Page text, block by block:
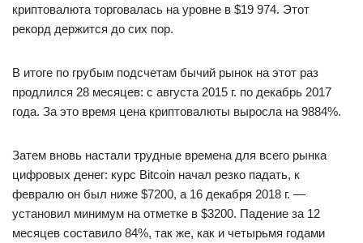
криптовалюта торговалась на уровне в $19 974. Этот
рекорд держится до сих пор.
В итоге по грубым подсчетам бычий рынок на этот раз
продлился 28 месяцев: с августа 2015 г. по декабрь 2017
года. За это время цена криптовалюты выросла на 9884%.
Затем вновь настали трудные времена для всего рынка
цифровых денег: курс Bitcoin начал резко падать, к
февралю он был ниже $7200, а 16 декабря 2018 г. —
установил минимум на отметке в $3200. Падение за 12
месяцев составило 84%, так же, как и четырьмя годами